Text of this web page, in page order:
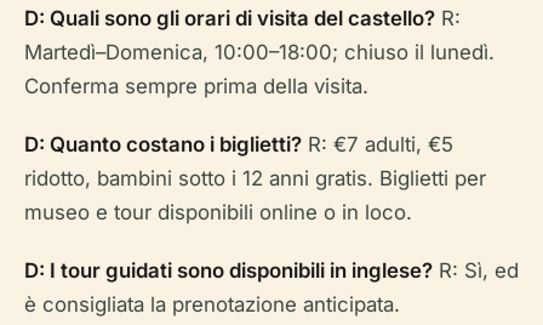
D: Quali sono gli orari di visita del castello? R:
Martedì–Domenica, 10:00–18:00; chiuso il lunedì.
Conferma sempre prima della visita.
D: Quanto costano i biglietti? R: €7 adulti, €5
ridotto, bambini sotto i 12 anni gratis. Biglietti per
museo e tour disponibili online o in loco.
D: I tour guidati sono disponibili in inglese? R: Sì, ed
è consigliata la prenotazione anticipata.